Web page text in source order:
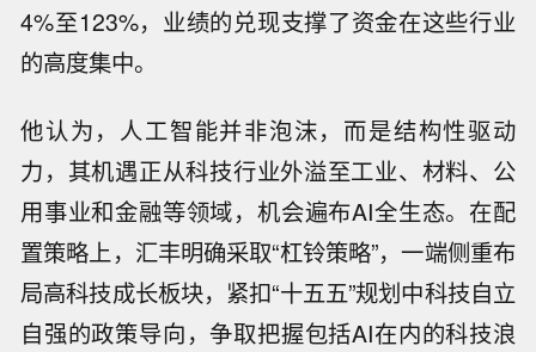
4%至123%，业绩的兑现支撑了资金在这些行业
的高度集中。
他认为，人工智能并非泡沫，而是结构性驱动
力，其机遇正从科技行业外溢至工业、材料、公
用事业和金融等领域，机会遍布AI全生态。在配
置策略上，汇丰明确采取“杠铃策略”，一端侧重布
局高科技成长板块，紧扣“十五五”规划中科技自立
自强的政策导向，争取把握包括AI在内的科技浪